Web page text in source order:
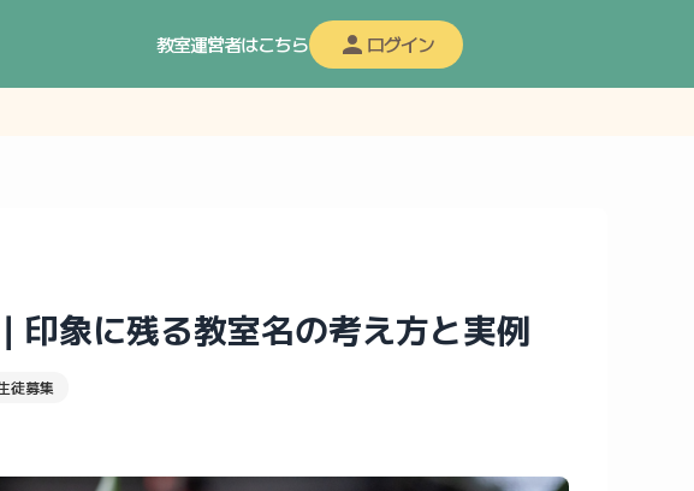
教室運営者はこちら ログイン
印象に残る教室名の考え方と実例
徒募集